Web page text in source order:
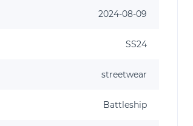
2024-08-09
SS24
streetwear
Battleship